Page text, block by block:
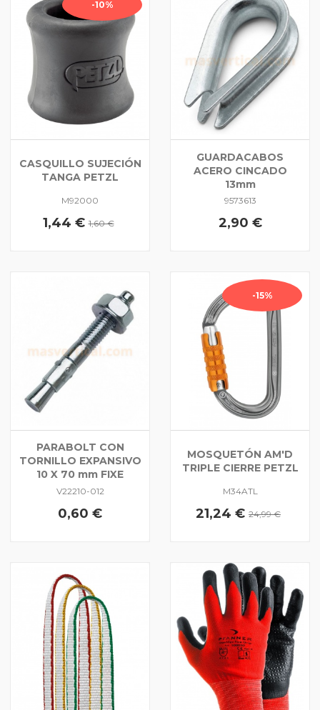
-10%
CASQUILLO SUJECIÓN
TANGA PETZL
M92000
1,44 €1,60 €
GUARDACABOS
ACERO CINCADO
13mm
9573613
2,90 €
PARABOLT CON
TORNILLO EXPANSIVO
10 X 70 mm FIXE
V22210-012
0,60 €
-15%
MOSQUETÓN AM'D
TRIPLE CIERRE PETZL
M34ATL
21,24 € 24,99 €